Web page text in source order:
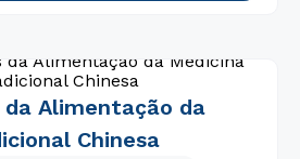
Alimentação da
Chinesa